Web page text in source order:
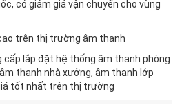
có giảm giá vận chuyển cho vùng
trên thị trường âm thanh
cấp lắp đặt hệ thống âm thanh phòng
thanh nhà xưởng, âm thanh lớp
tốt nhất trên thị trường